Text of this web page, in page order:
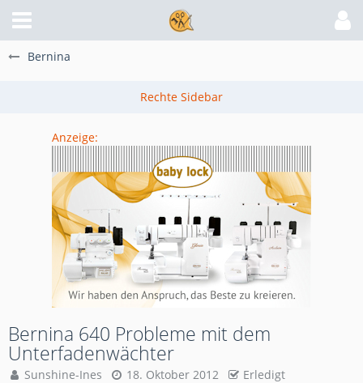
Bernina
Anzeige:
Bernina 640 Probleme mit dem
Unterfadenwächter
Sunshine-Ines 18. Oktober 2012 Erledigt